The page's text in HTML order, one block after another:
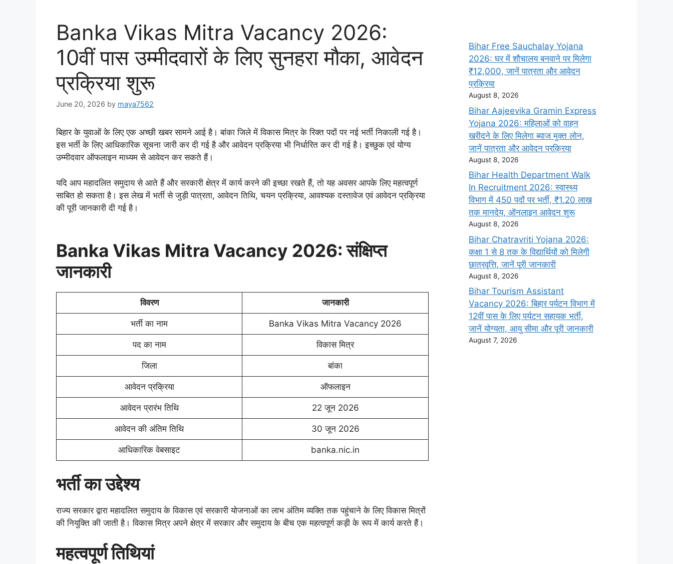
Banka Vikas Mitra Vacancy 2026:
10वीं पास उम्मीदवारों के लिए सुनहरा मौका, आवेदन
प्रक्रिया शुरू
June 20, 2026 by maya7562
बिहार के युवाओं के लिए एक अच्छी खबर सामने आई है। बांका जिले में विकास मित्र के रिक्त पदों पर नई भर्ती निकाली गई है।
इस भर्ती के लिए आधिकारिक सूचना जारी कर दी गई है और आवेदन प्रक्रिया भी निर्धारित कर दी गई है। इच्छुक एवं योग्य
उम्मीदवार ऑफलाइन माध्यम से आवेदन कर सकते हैं।
यदि आप महादलित समुदाय से आते हैं और सरकारी क्षेत्र में कार्य करने की इच्छा रखते हैं, तो यह अवसर आपके लिए महत्वपूर्ण
साबित हो सकता है। इस लेख में भर्ती से जुड़ी पात्रता, आवेदन तिथि, चयन प्रक्रिया, आवश्यक दस्तावेज एवं आवेदन प्रक्रिया
की पूरी जानकारी दी गई है।
Banka Vikas Mitra Vacancy 2026: संक्षिप्त
जानकारी
विवरण जानकारी
भर्ती का नाम Banka Vikas Mitra Vacancy 2026
पद का नाम विकास मित्र
जिला बांका
आवेदन प्रक्रिया ऑफलाइन
आवेदन प्रारंभ तिथि 22 जून 2026
आवेदन की अंतिम तिथि 30 जून 2026
आधिकारिक वेबसाइट banka.nic.in
भर्ती का उद्देश्य
राज्य सरकार द्वारा महादलित समुदाय के विकास एवं सरकारी योजनाओं का लाभ अंतिम व्यक्ति तक पहुंचाने के लिए विकास मित्रों
की नियुक्ति की जाती है। विकास मित्र अपने क्षेत्र में सरकार और समुदाय के बीच एक महत्वपूर्ण कड़ी के रूप में कार्य करते हैं।
महत्वपूर्ण तिथियां
Bihar Free Sauchalay Yojana
2026: घर में शौचालय बनवाने पर मिलेगा
₹12,000, जानें पात्रता और आवेदन
प्रक्रिया
August 8, 2026
Bihar Aajeevika Gramin Express
Yojana 2026: महिलाओं को वाहन
खरीदने के लिए मिलेगा ब्याज मुक्त लोन,
जानें पात्रता और आवेदन प्रक्रिया
August 8, 2026
Bihar Health Department Walk
In Recruitment 2026: स्वास्थ्य
विभाग में 450 पदों पर भर्ती, ₹1.20 लाख
तक मानदेय, ऑनलाइन आवेदन शुरू
August 8, 2026
Bihar Chatravriti Yojana 2026:
कक्षा 1 से 8 तक के विद्यार्थियों को मिलेगी
छात्रवृत्ति, जानें पूरी जानकारी
August 8, 2026
Bihar Tourism Assistant
Vacancy 2026: बिहार पर्यटन विभाग में
12वीं पास के लिए पर्यटन सहायक भर्ती,
जानें योग्यता, आयु सीमा और पूरी जानकारी
August 7, 2026